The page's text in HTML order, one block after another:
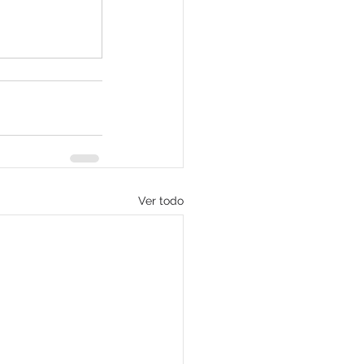
Ver todo